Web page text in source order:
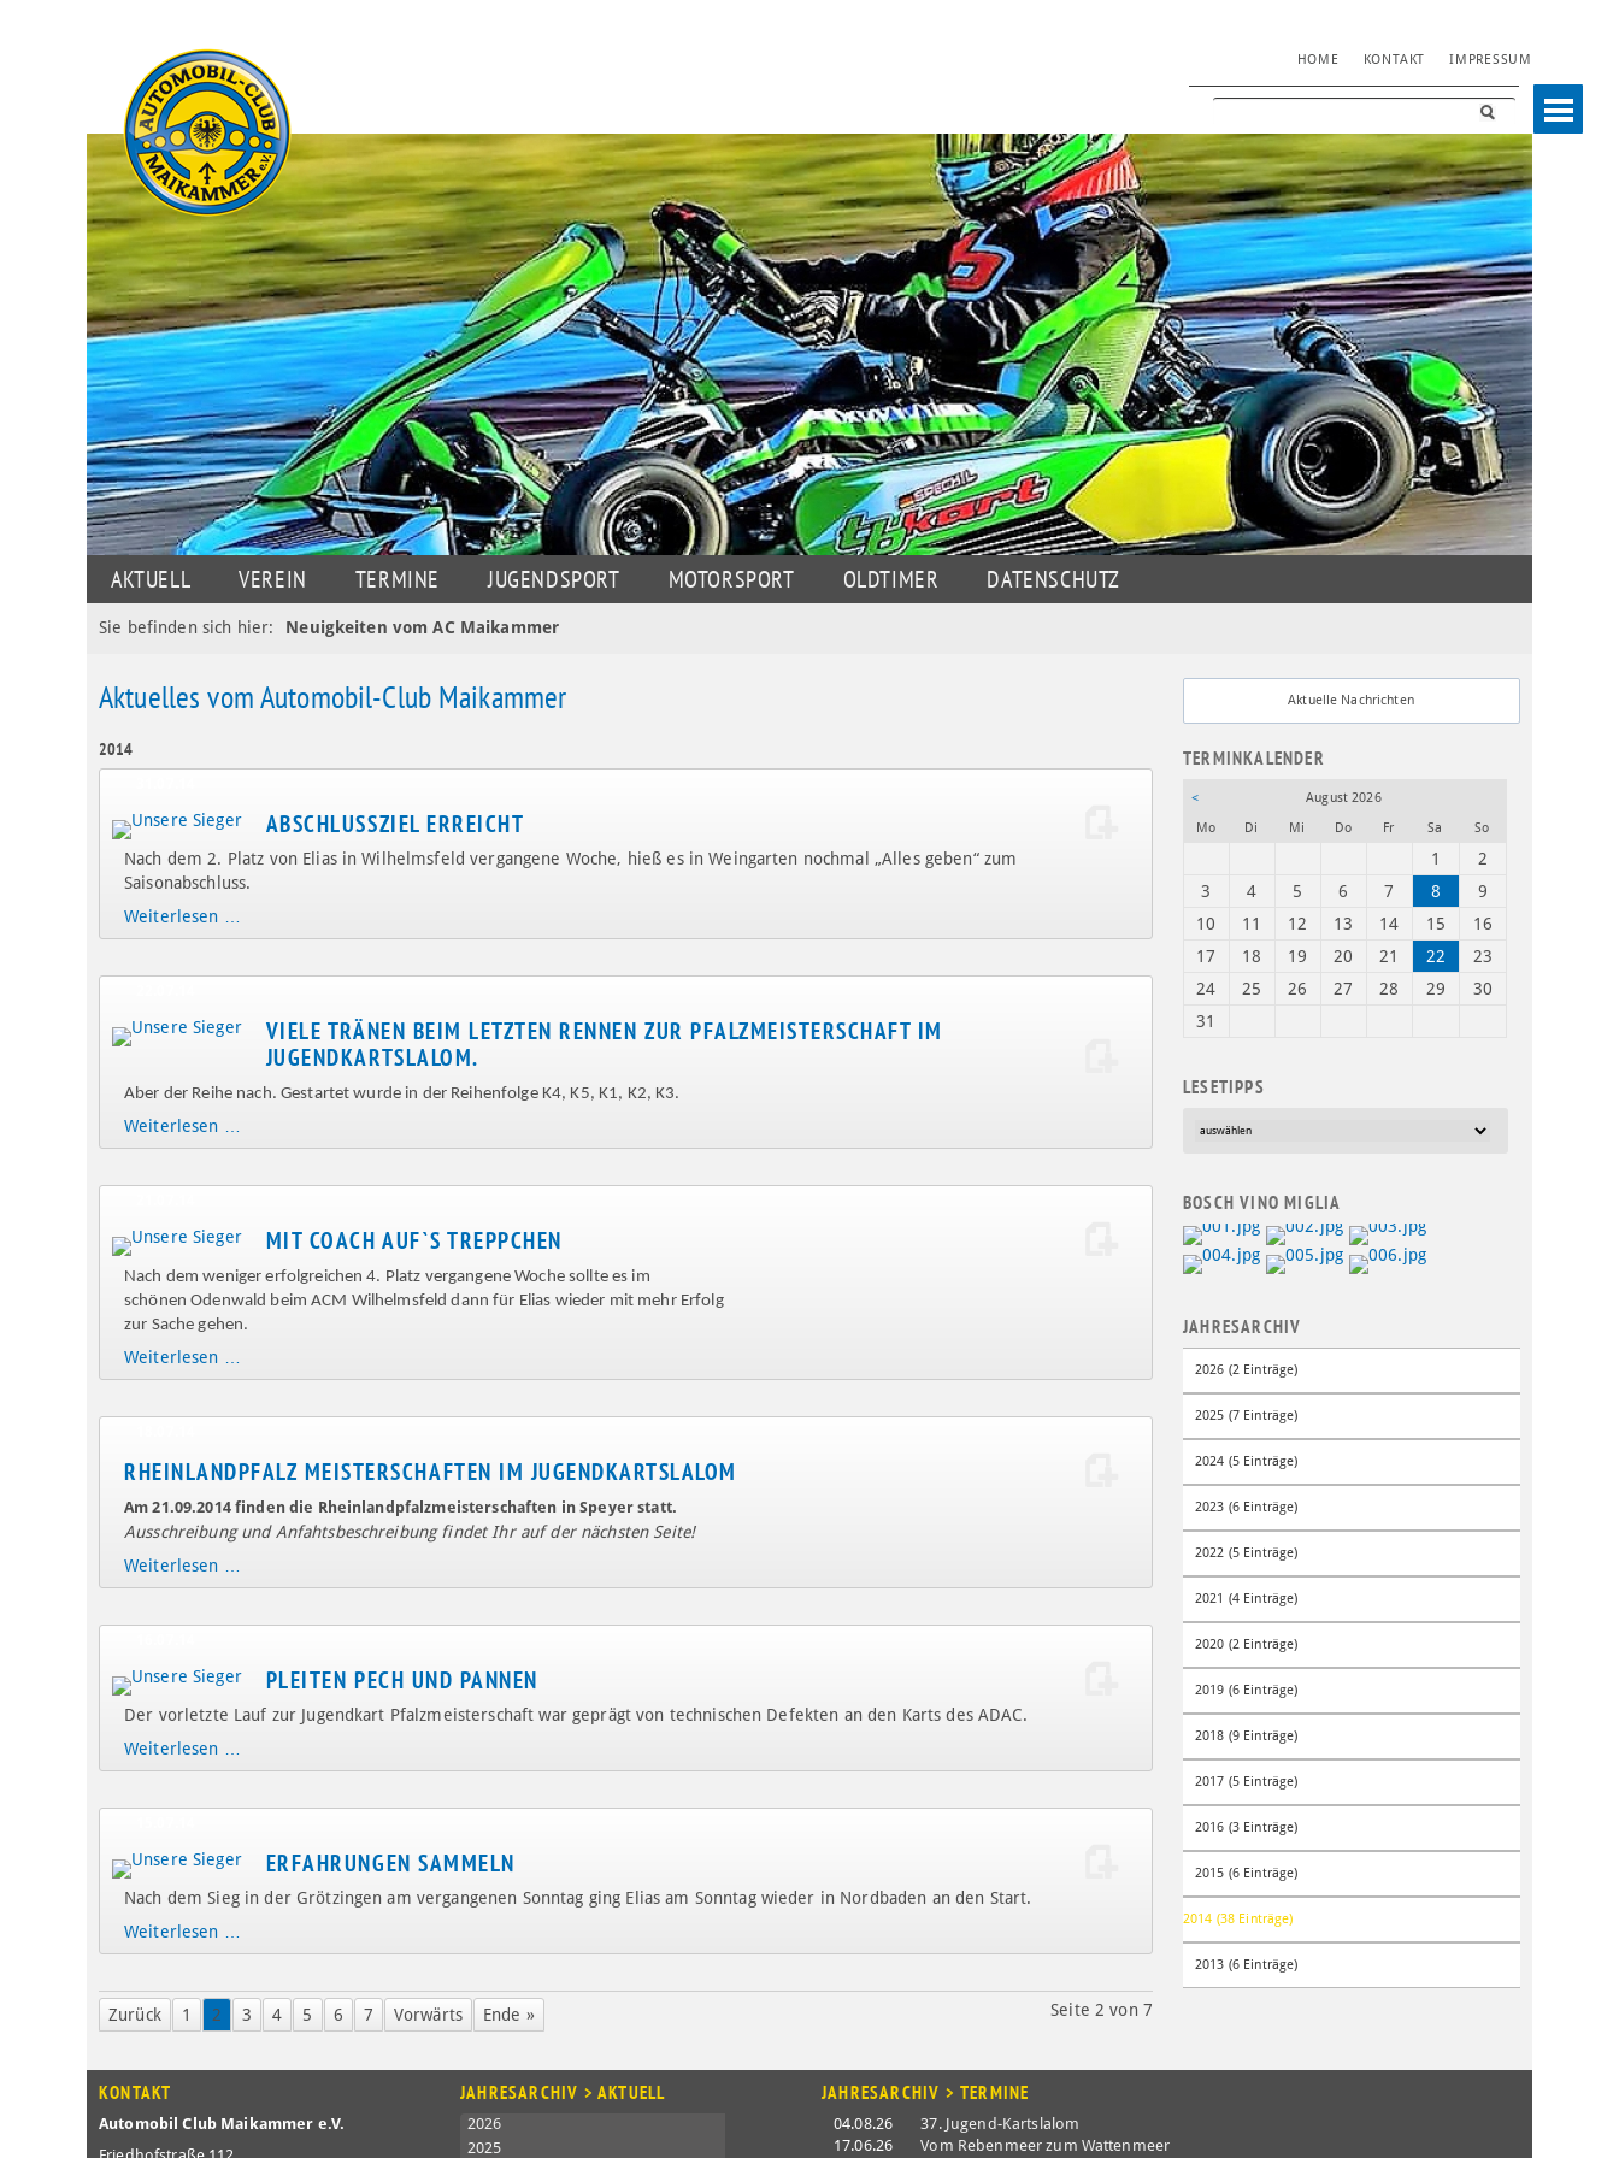
NAVIGATION
ÜBERSPRINGEN
HOME KONTAKT IMPRESSUM
NAVIGATION
ÜBERSPRINGEN
AKTUELL VEREIN TERMINE JUGENDSPORT MOTORSPORT OLDTIMER DATENSCHUTZ
Sie befinden sich hier: Neuigkeiten vom AC Maikammer
Aktuelles vom Automobil-Club Maikammer
2014
ABSCHLUSSZIEL ERREICHT
Nach dem 2. Platz von Elias in Wilhelmsfeld vergangene Woche, hieß es in Weingarten nochmal „Alles geben“ zum
Saisonabschluss.
Weiterlesen …
erreicht
VIELE TRÄNEN BEIM LETZTEN RENNEN ZUR PFALZMEISTERSCHAFT IM
JUGENDKARTSLALOM.
Aber der Reihe nach. Gestartet wurde in der Reihenfolge K4, K5, K1, K2, K3.
Weiterlesen …
Tränen
Pfalzmeisterschaft
im
Jugendkartslalom.
MIT COACH AUF`S TREPPCHEN
Nach dem weniger erfolgreichen 4. Platz vergangene Woche sollte es im
schönen Odenwald beim ACM Wilhelmsfeld dann für Elias wieder mit mehr Erfolg
zur Sache gehen.
Weiterlesen …
Coach
RHEINLANDPFALZ MEISTERSCHAFTEN IM JUGENDKARTSLALOM
Am 21.09.2014 finden die Rheinlandpfalzmeisterschaften in Speyer statt.
Ausschreibung und Anfahtsbeschreibung findet Ihr auf der nächsten Seite!
Weiterlesen …
PLEITEN PECH UND PANNEN
Der vorletzte Lauf zur Jugendkart Pfalzmeisterschaft war geprägt von technischen Defekten an den Karts des ADAC.
Weiterlesen …
Pech
ERFAHRUNGEN SAMMELN
Nach dem Sieg in der Grötzingen am vergangenen Sonntag ging Elias am Sonntag wieder in Nordbaden an den Start.
Weiterlesen …
sammeln
Seite 2 von 7
Zurück 1 2 3 4 5 6 7 Vorwärts Ende »
Aktuelle Nachrichten
TERMINKALENDER
<
August 2026
Montag Di enstagMi ttwochDonnerstag
Freitag Sa mstagSonntag
1
2
3
4 5 6 7 8
9
10
11 12 13 14 15
16
17
18 19 20 21 22
23
24
25 26 27 28 29
30
31
LESETIPPS
BOSCH VINO MIGLIA
JAHRESARCHIV
2026 (2 Einträge)
2025 (7 Einträge)
2024 (5 Einträge)
2023 (6 Einträge)
2022 (5 Einträge)
2021 (4 Einträge)
2020 (2 Einträge)
2019 (6 Einträge)
2018 (9 Einträge)
2017 (5 Einträge)
2016 (3 Einträge)
2015 (6 Einträge)
2014 (38 Einträge)
2013 (6 Einträge)
KONTAKT
Automobil Club Maikammer e.V.
JAHRESARCHIV > AKTUELL
2026
2025
JAHRESARCHIV > TERMINE
04.08.26
37. Jugend-Kartslalom
17.06.26
Vom Rebenmeer zum Wattenmeer